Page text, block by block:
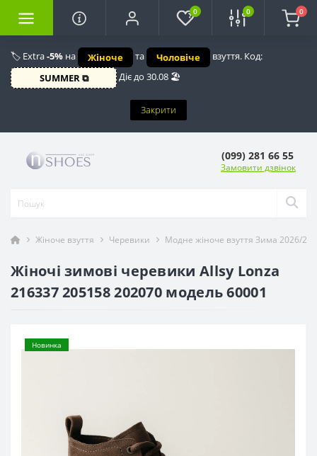
🏷️ Extra-5% на Жіноче та Чоловіче
взуття. Код:
SUMMER ⧉
Діє до 30.08 🏖️
Закрити
0 0 0
(099) 281 66 55
Замовити дзвінок
Жіноче взуття Черевики Модне жіноче взуття Зима 2026/
Жіночі зимові черевики Allsy Lonza
216337 205158 202070 модель 60001
Новинка